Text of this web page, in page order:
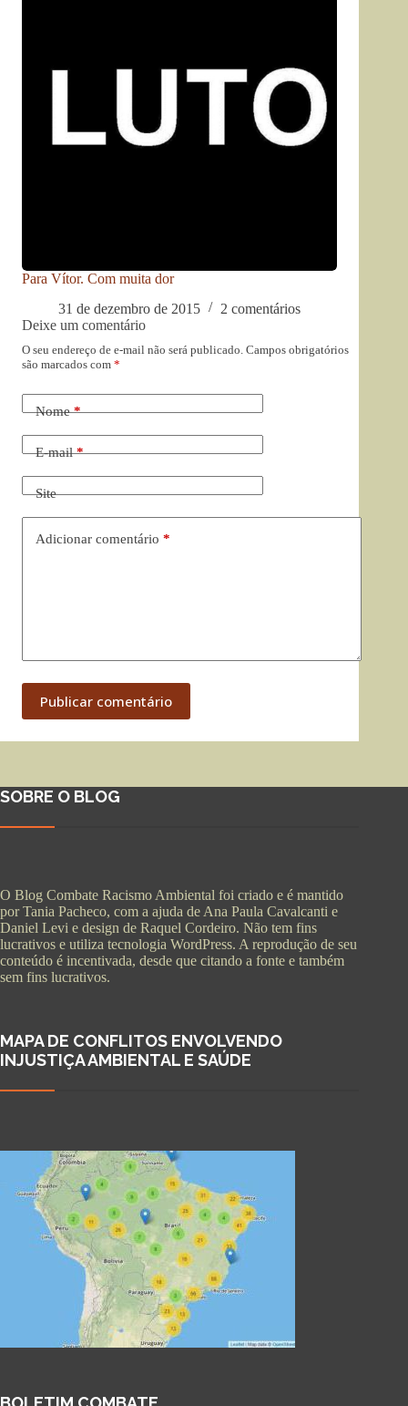
Para Vítor. Com muita dor
31 de dezembro de 2015
2 comentários
Deixe um comentário
O seu endereço de e-mail não será publicado. Campos obrigatórios
são marcados com *
Nome*
E-mail*
Site
Adicionar comentário *
Publicar comentário
SOBRE O BLOG
O Blog Combate Racismo Ambiental foi criado e é mantido
por Tania Pacheco, com a ajuda de Ana Paula Cavalcanti e
Daniel Levi e design de Raquel Cordeiro. Não tem fins
lucrativos e utiliza tecnologia WordPress. A reprodução de seu
conteúdo é incentivada, desde que citando a fonte e também
sem fins lucrativos.
MAPA DE CONFLITOS ENVOLVENDO
INJUSTIÇA AMBIENTAL E SAÚDE